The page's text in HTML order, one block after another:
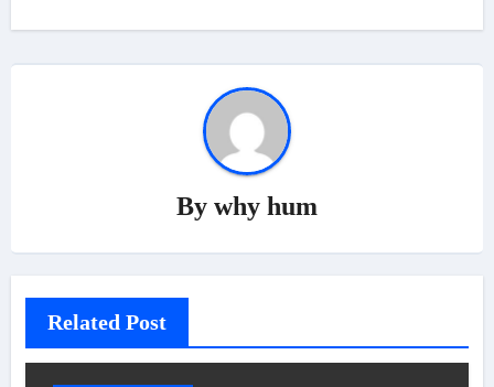
By why hum
Related Post